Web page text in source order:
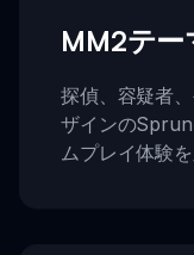
MM2テ
探偵、容疑者
ザインの
ムプレイ体験